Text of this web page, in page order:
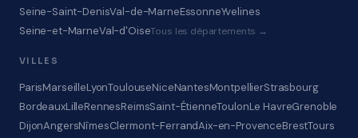
Seine-Saint-DenisVal-de-MarneEssonneYvelines
Seine-et-MarneVal-d'OiseTous les départements →
VILLES
ParisMarseilleLyonToulouseNiceNantesMontpellierStrasbourg
BordeauxLilleRennesReimsSaint-ÉtienneToulonLe HavreGrenoble
DijonAngersNîmesClermont-FerrandAix-en-ProvenceBrestTours